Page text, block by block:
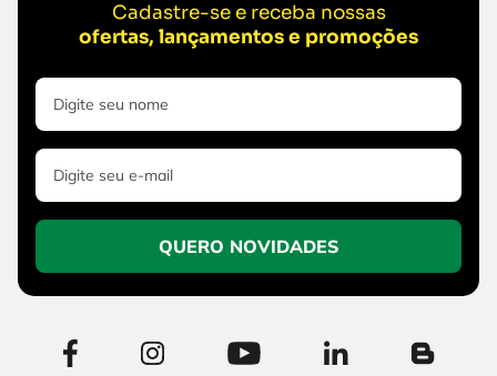
Cadastre-se e receba nossas
ofertas, lançamentos e promoções
QUERO NOVIDADES